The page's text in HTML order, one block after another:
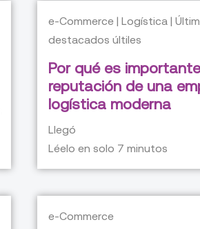
e-Commerce | Logística |
destacados últiles
Por qué es
reputación de una
logística moderna
Llegó
Léelo en solo 7 minutos
e-Commerce